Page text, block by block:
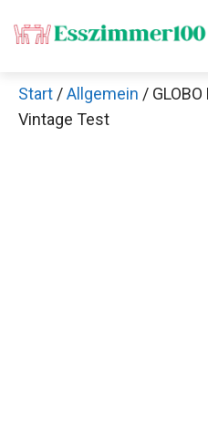
Inhalt
Start /Allgemein /
Vintage Test